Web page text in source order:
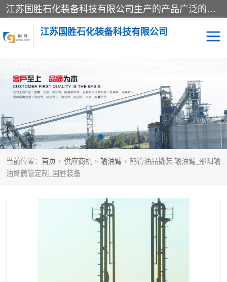
江苏国胜石化装备科技有限公司生产的产品广泛的应用于石油、石化等行业中，产品种类齐全，其中包括装卸鹤管、汽车鹤管、火车鹤管、装车鹤管、卸车鹤管、上装鹤管、下装鹤管、lng鹤管、发油鹤管、液氨鹤管、液化气鹤管等，我们生产的产品质量上乘，价格实惠，服务好，买鹤管就到国胜石化装备！
江苏国胜石化装备科技有限公司
当前位置： 首页 > 供应商机 > 输油臂 > 鹤管油品撬装 输油臂_邵阳输
油臂鹤管定制_国胜装备
输油臂 鹤管活动梯